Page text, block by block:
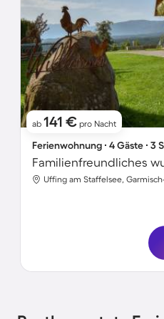
ab 141 € pro Nacht
Ferienwohnung ∙ 4 Gäste ∙ 3